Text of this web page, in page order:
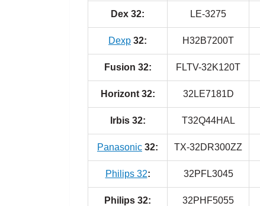
Dex 32: LE-3275
Dexp 32: H32B7200T
Fusion 32: FLTV-32K120T
Horizont 32: 32LE7181D
Irbis 32: T32Q44HAL
Panasonic 32: TX-32DR300ZZ
Philips 32: 32PFL3045
Philips 32: 32PHF5055